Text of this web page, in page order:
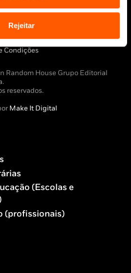
Rejeitar
e privacidade
Condições
Random House Grupo Editorial
reservados.
Make It Digital
(Escolas e
(profissionais)